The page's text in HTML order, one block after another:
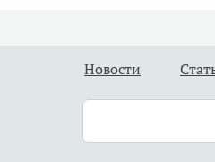
Новости